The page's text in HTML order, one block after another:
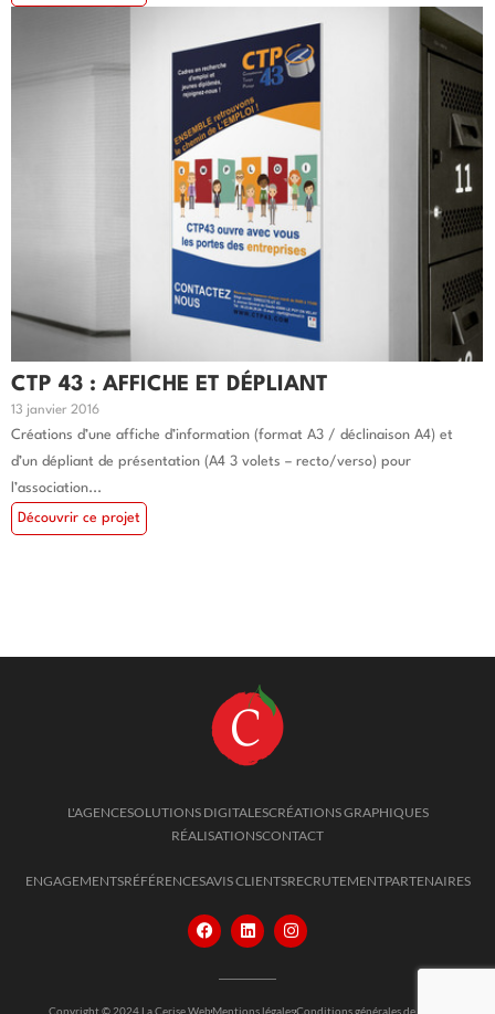
CTP 43 : AFFICHE ET DÉPLIANT
13 janvier 2016
Créations d’une affiche d’information (format A3 / déclinaison A4) et
d’un dépliant de présentation (A4 3 volets – recto/verso) pour
l’association...
Découvrir ce projet
L'AGENCESOLUTIONS DIGITALESCRÉATIONS GRAPHIQUES
RÉALISATIONSCONTACT
ENGAGEMENTSRÉFÉRENCESAVIS CLIENTSRECRUTEMENTPARTENAIRES
Copyright © 2024 La Cerise Web Mentions légalesConditions générales de vente